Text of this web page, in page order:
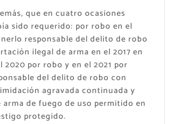
que en cuatro ocasiones
sido requerido: por robo en el
responsable del delito de robo
ilegal de arma en el 2017 en
2020 por robo y en el 2021 por
del delito de robo con
agravada continuada y
de fuego de uso permitido en
protegido.